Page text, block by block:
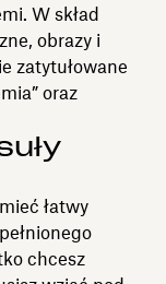
W skład
obrazy i
zatytułowane
oraz
łatwy
chcesz